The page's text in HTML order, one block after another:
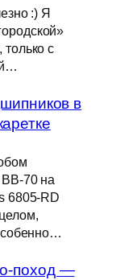
:) Я
с
в
70 на
6805-RD
поход —